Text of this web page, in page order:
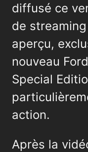
diffusé ce
de
aperçu,
nouveau
Special
action.
Après la